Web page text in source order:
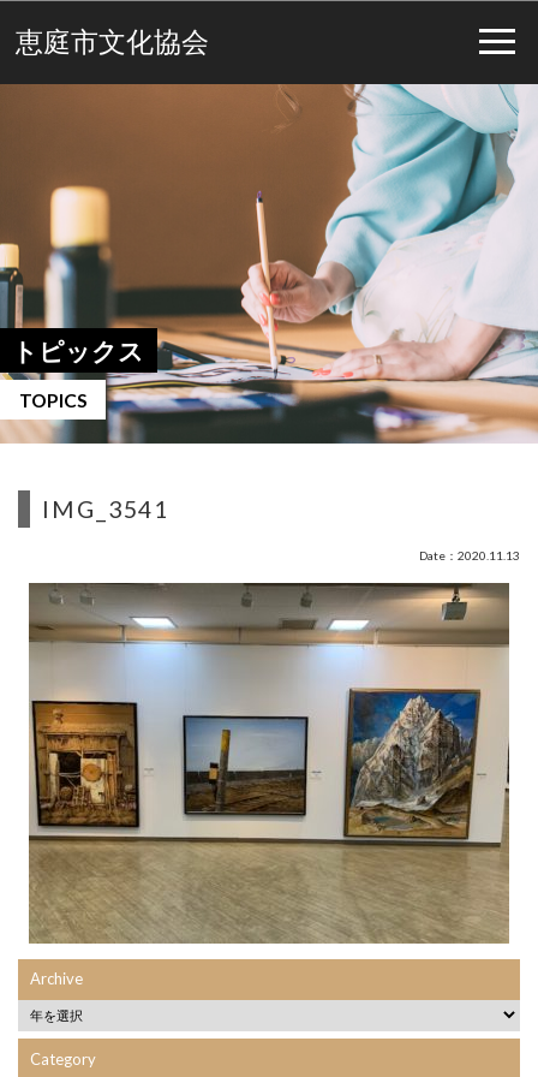
恵庭市文化協会
トピックス
TOPICS
IMG_3541
Date：2020.11.13
Archive
Category